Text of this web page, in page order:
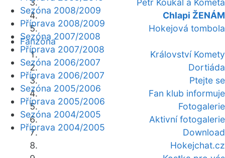
Petr Koukal a Kometa
Chlapi ŽENÁM
Hokejová tombola
Fanzóna
Království Komety
Dortiáda
Ptejte se
Fan klub informuje
Fotogalerie
Aktivní fotogalerie
Download
Hokejchat.cz
Sezóna 2008/2009
Příprava 2008/2009
Sezóna 2007/2008
Příprava 2007/2008
Sezóna 2006/2007
Příprava 2006/2007
Sezóna 2005/2006
Příprava 2005/2006
Sezóna 2004/2005
Příprava 2004/2005